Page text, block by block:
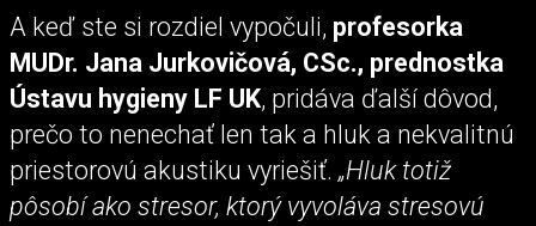
A keď ste si rozdiel vypočuli, profesorka
MUDr. Jana Jurkovičová, CSc., prednostka
Ústavu hygieny LF UK, pridáva ďalší dôvod,
prečo to nenechať len tak a hluk a nekvalitnú
priestorovú akustiku vyriešiť. „Hluk totiž
pôsobí ako stresor, ktorý vyvoláva stresovú